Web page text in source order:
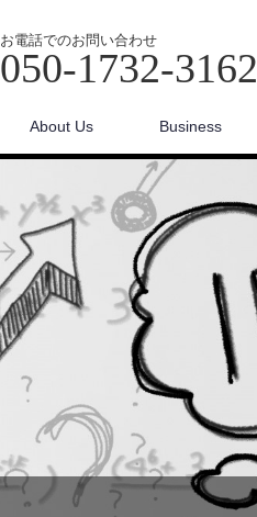
お電話でのお問い合わせ
050-1732-3162
About Us Business